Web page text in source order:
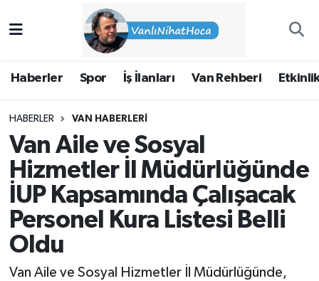
Haberler Spor İş İlanları Van Rehberi
HABERLER VAN HABERLERI
Van Aile ve Sosyal
Hizmetler İl Müdürlüğünde
İUP Kapsamında Çalışacak
Personel Kura Listesi Belli
Oldu
Van Aile ve Sosyal Hizmetler İl Müdürlüğünde,
Van Rehberi
Etkinlikler
Köşe Yazıları
Hakkımda
İpekyolu Nöbetçi Eczaneler
Süper Lig Puan Durumu ve Fikstür
Tüm Manşetler
Son Dakika Haberleri
Haber Arşivi